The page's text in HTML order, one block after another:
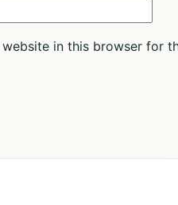
website in this browser for